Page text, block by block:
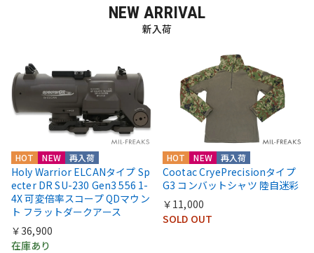
NEW ARRIVAL
新入荷
HOT NEW 再入荷
Holy Warrior ELCANタイプ Sp
ecter DR SU-230 Gen3 556 1-
4X 可変倍率スコープ QDマウン
ト フラットダークアース
￥36,900
在庫あり
HOT NEW 再入荷
Cootac CryePrecisionタイプ
G3 コンバットシャツ 陸自迷彩
￥11,000
SOLD OUT